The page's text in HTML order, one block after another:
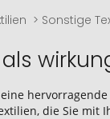
Sonstige
die Sie mit